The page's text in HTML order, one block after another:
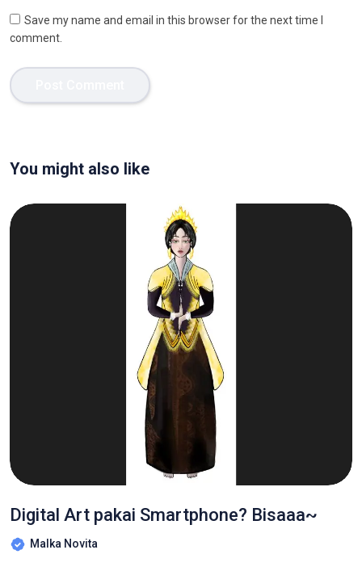
Save my name and email in this browser for the next time I
comment.
You might also like
Digital Art pakai Smartphone? Bisaaa~
Malka Novita